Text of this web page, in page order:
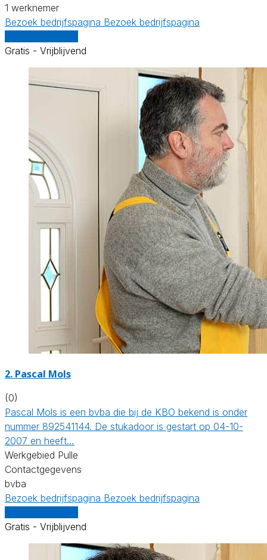
1 werknemer
Bezoek bedrijfspagina Bezoek bedrijfspagina
Gratis - Vrijblijvend
2. Pascal Mols
(0)
Pascal Mols is een bvba die bij de KBO bekend is onder
nummer 892541144. De stukadoor is gestart op 04-10-
2007 en heeft…
Werkgebied Pulle
Contactgegevens
bvba
Bezoek bedrijfspagina Bezoek bedrijfspagina
Gratis - Vrijblijvend